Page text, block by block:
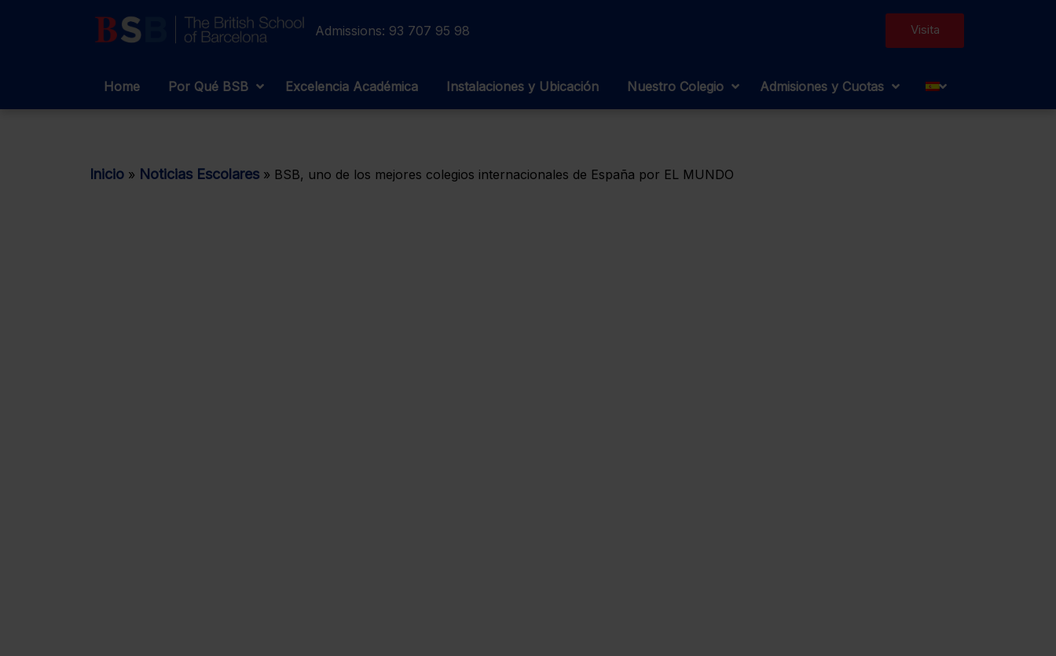
Admissions: 93 707 95 98 Visita
Home Por Qué BSB Excelencia Académica Instalaciones y Ubicación Nuestro Colegio Admisiones y Cuotas
Inicio » Noticias Escolares » BSB, uno de los mejores colegios internacionales de España por EL MUNDO